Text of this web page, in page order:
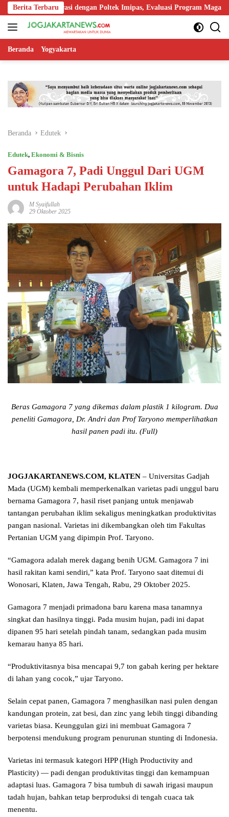
Langsung
ke
konten
Berita Terbaru
dengan Poltek Imipas, Evaluasi Program Magang Taruna
Beranda Yogyakarta
Beranda Edutek
Edutek, Ekonomi & Bisnis
Gamagora 7, Padi Unggul Dari UGM
untuk Hadapi Perubahan Iklim
M Syaifullah
29 Oktober 2025
Beras Gamagora 7 yang dikemas dalam plastik 1 kilogram. Dua
peneliti Gamagora, Dr. Andri dan Prof Taryono memperlihatkan
hasil panen padi itu. (Full)
JOGJAKARTANEWS.COM, KLATEN – Universitas Gadjah
Mada (UGM) kembali memperkenalkan varietas padi unggul baru
bernama Gamagora 7, hasil riset panjang untuk menjawab
tantangan perubahan iklim sekaligus meningkatkan produktivitas
pangan nasional. Varietas ini dikembangkan oleh tim Fakultas
Pertanian UGM yang dipimpin Prof. Taryono.
“Gamagora adalah merek dagang benih UGM. Gamagora 7 ini
hasil rakitan kami sendiri,” kata Prof. Taryono saat ditemui di
Wonosari, Klaten, Jawa Tengah, Rabu, 29 Oktober 2025.
Gamagora 7 menjadi primadona baru karena masa tanamnya
singkat dan hasilnya tinggi. Pada musim hujan, padi ini dapat
dipanen 95 hari setelah pindah tanam, sedangkan pada musim
kemarau hanya 85 hari.
“Produktivitasnya bisa mencapai 9,7 ton gabah kering per hektare
di lahan yang cocok,” ujar Taryono.
Selain cepat panen, Gamagora 7 menghasilkan nasi pulen dengan
kandungan protein, zat besi, dan zinc yang lebih tinggi dibanding
varietas biasa. Keunggulan gizi ini membuat Gamagora 7
berpotensi mendukung program penurunan stunting di Indonesia.
Varietas ini termasuk kategori HPP (High Productivity and
Plasticity) — padi dengan produktivitas tinggi dan kemampuan
adaptasi luas. Gamagora 7 bisa tumbuh di sawah irigasi maupun
tadah hujan, bahkan tetap berproduksi di tengah cuaca tak
menentu.